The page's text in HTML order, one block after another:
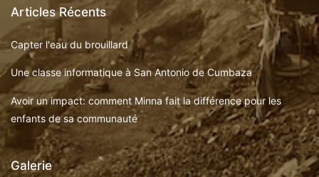
Articles Récents
Capter l'eau du brouillard
Une classe informatique à San Antonio de Cumbaza
Avoir un impact: comment Minna fait la différence pour les
enfants de sa communauté
Galerie